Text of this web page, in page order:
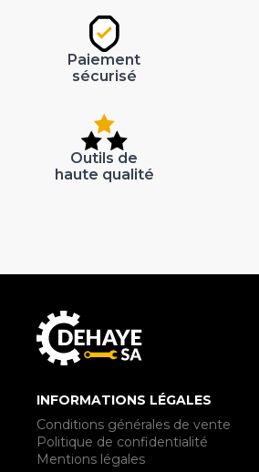
Paiement
sécurisé
Outils de
haute qualité
INFORMATIONS LÉGALES
Conditions générales de vente
Politique de confidentialité
Mentions légales